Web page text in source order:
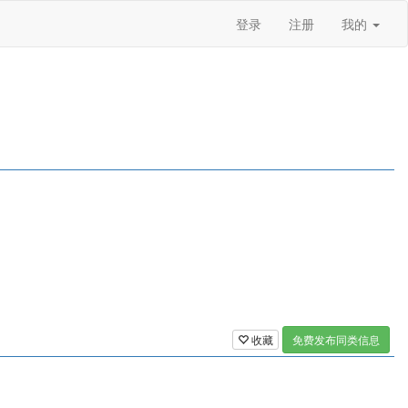
登录 注册 我的
收藏 免费发布同类信息